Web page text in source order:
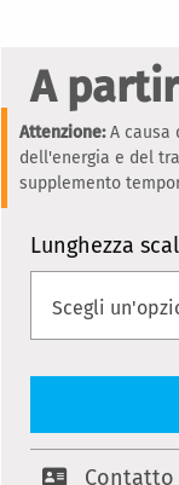
A
Attenzione:A causa
dell'energia e del
supplemento
Lunghezza
Contatto